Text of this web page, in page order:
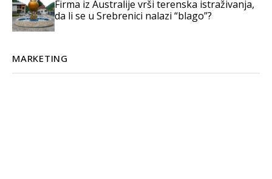
Firma iz Australije vrši terenska istraživanja,
da li se u Srebrenici nalazi “blago”?
MARKETING